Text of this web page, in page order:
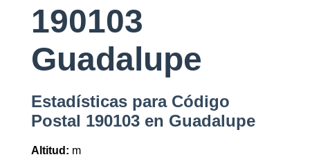
190103
Guadalupe
Estadísticas para Código
Postal 190103 en Guadalupe
Altitud: m